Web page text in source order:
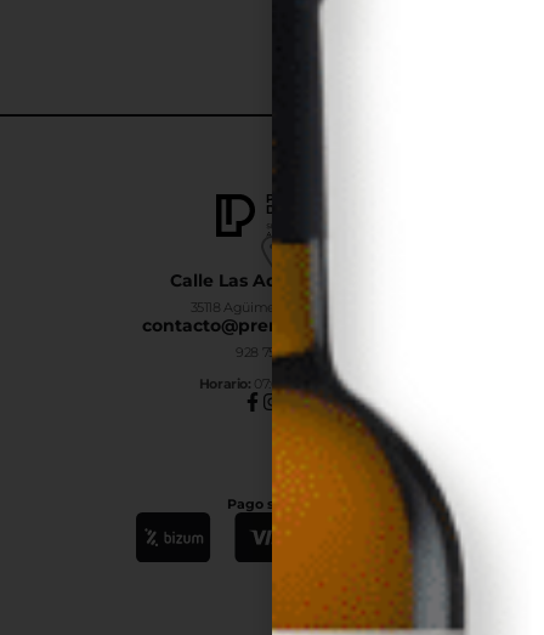
Calle Las Adelfas Nº6-B
35118 Agüimes, Las Palmas
contacto@premiumdrinks.es
928 754 363
Horario: 07:00h a 15:00h
Pago seguro